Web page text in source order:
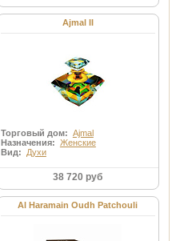
Ajmal II
Торговый дом: Ajmal
Назначения: Женские
Вид: Духи
38 720 руб
Al Haramain Oudh Patchouli